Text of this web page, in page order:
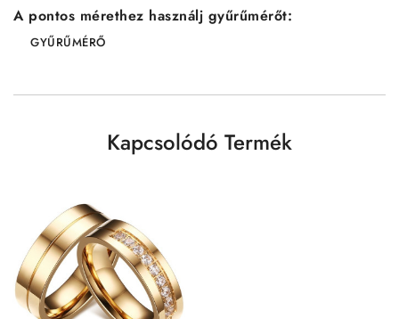
A pontos mérethez használj gyűrűmérőt:
GYŰRŰMÉRŐ
Kapcsolódó Termék